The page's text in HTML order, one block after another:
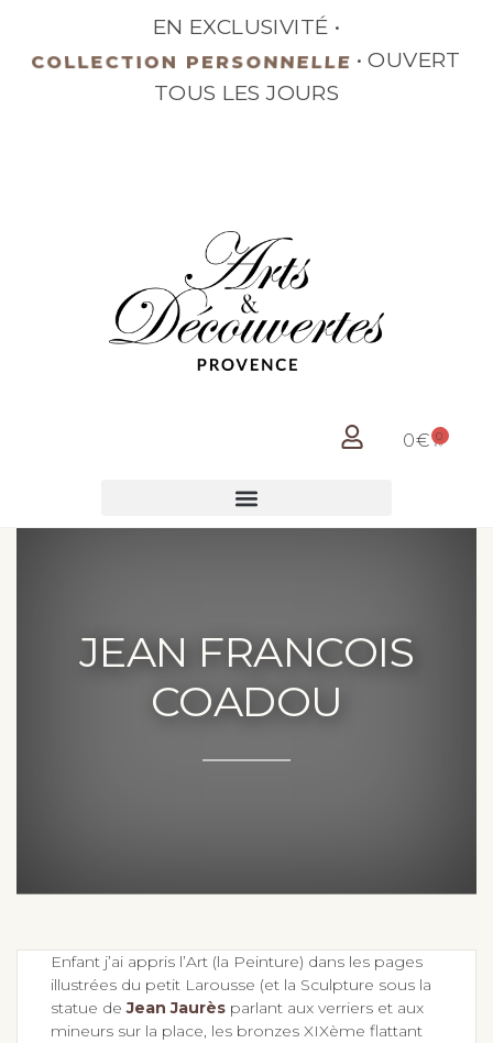
EN EXCLUSIVITÉ •
COLLECTION PERSONNELLE • OUVERT
TOUS LES JOURS
0€ 0
JEAN FRANCOIS
COADOU
Enfant j’ai appris l’Art (la Peinture) dans les pages
illustrées du petit Larousse (et la Sculpture sous la
statue deJean Jaurès parlant aux verriers et aux
mineurs sur la place, les bronzes XIXème flattant